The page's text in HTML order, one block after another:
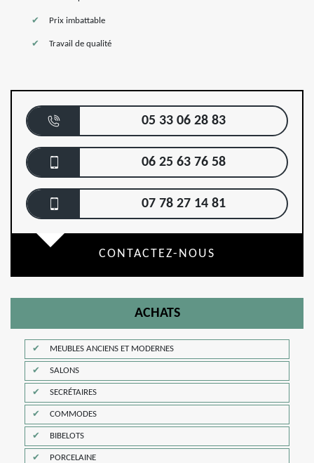
Prix imbattable
Travail de qualité
05 33 06 28 83
06 25 63 76 58
07 78 27 14 81
CONTACTEZ-NOUS
ACHATS
MEUBLES ANCIENS ET MODERNES
SALONS
SECRÉTAIRES
COMMODES
BIBELOTS
PORCELAINE